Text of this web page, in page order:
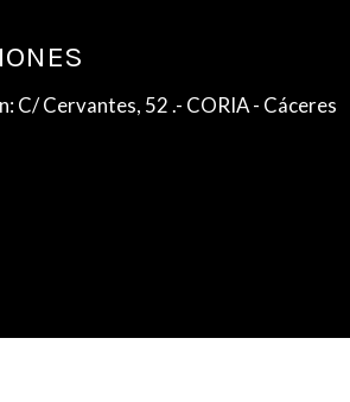
C/ Cervantes, 52 .- CORIA - Cáceres